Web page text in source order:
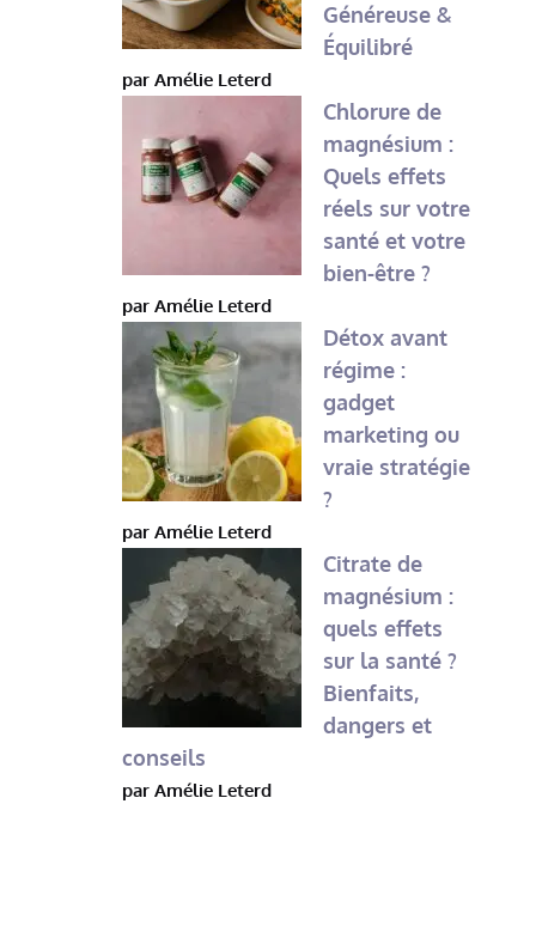
Généreuse &
Équilibré
par Amélie Leterd
Chlorure de
magnésium :
Quels effets
réels sur votre
santé et votre
bien-être ?
par Amélie Leterd
Détox avant
régime :
gadget
marketing ou
vraie stratégie
?
par Amélie Leterd
Citrate de
magnésium :
quels effets
sur la santé ?
Bienfaits,
dangers et
conseils
par Amélie Leterd